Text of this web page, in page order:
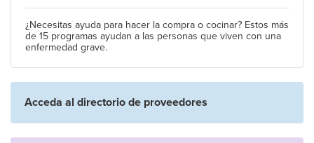
¿Necesitas ayuda para hacer la compra o cocinar? Estos más
de 15 programas ayudan a las personas que viven con una
enfermedad grave.
Acceda al directorio de proveedores